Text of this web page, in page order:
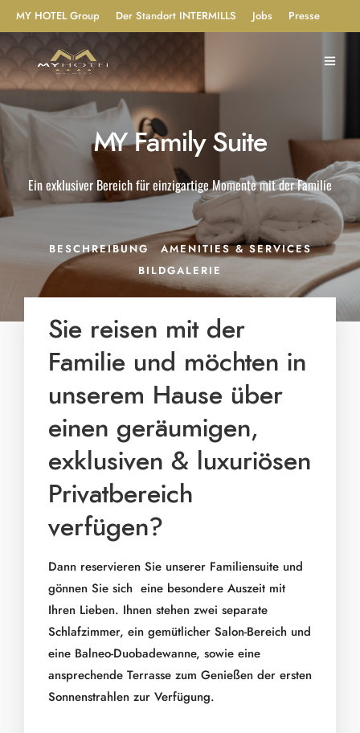
MY HOTEL Group Der Standort INTERMILLS Jobs Presse
MY Family Suite
Ein exklusiver Bereich für einzigartige Momente mit der Familie
BESCHREIBUNG
AMENITIES & SERVICES
BILDGALERIE
Sie reisen mit der
Familie und möchten in
unserem Hause über
einen geräumigen,
exklusiven & luxuriösen
Privatbereich
verfügen?
Dann reservieren Sie unserer Familiensuite und
gönnen Sie sich eine besondere Auszeit mit
Ihren Lieben. Ihnen stehen zwei separate
Schlafzimmer, ein gemütlicher Salon-Bereich und
eine Balneo-Duobadewanne, sowie eine
ansprechende Terrasse zum Genießen der ersten
Sonnenstrahlen zur Verfügung.